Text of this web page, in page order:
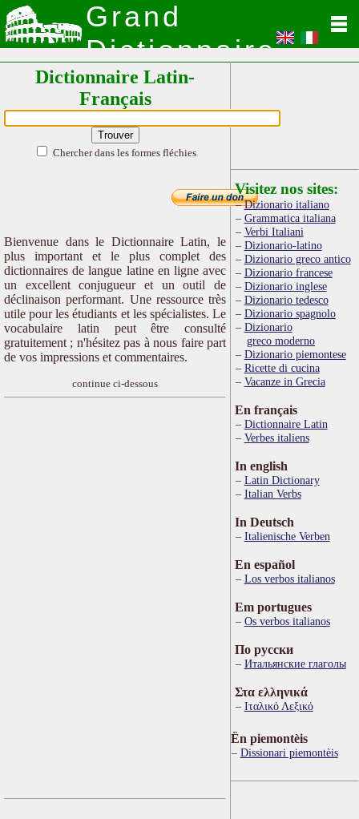
Grand
Dictionnaire
Latin
Dictionnaire Latin-
Français
Chercher dans les formes fléchies
Bienvenue dans le Dictionnaire Latin, le
plus important et le plus complet des
dictionnaires de langue latine en ligne avec
un excellent conjugueur et un outil de
déclinaison performant. Une ressource très
utile pour les étudiants et les spécialistes. Le
vocabulaire latin peut être consulté
gratuitement ; n'hésitez pas à nous faire part
de vos impressions et commentaires.
continue ci-dessous
Visitez nos sites:
Dizionario italiano
Grammatica italiana
Verbi Italiani
Dizionario-latino
Dizionario greco antico
Dizionario francese
Dizionario inglese
Dizionario tedesco
Dizionario spagnolo
Dizionario
greco moderno
Dizionario piemontese
Ricette di cucina
Vacanze in Grecia
En français
Dictionnaire Latin
Verbes italiens
In english
Latin Dictionary
Italian Verbs
In Deutsch
Italienische Verben
En español
Los verbos italianos
Em portugues
Os verbos italianos
По русски
Итальянские глаголы
Στα ελληνικά
Ιταλικό Λεξικό
Ën piemontèis
Dissionari piemontèis